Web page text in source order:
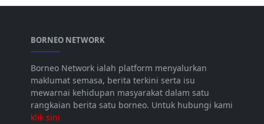
BORNEO NETWORK
Borneo Network ialah platform menyalurkan
maklumat semasa, berita terkini serta isu
mewarnai kehidupan masyarakat dalam satu
rangkaian berita satu borneo. Untuk hubungi kami
klik sini